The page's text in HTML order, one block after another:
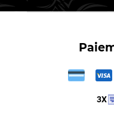
3X